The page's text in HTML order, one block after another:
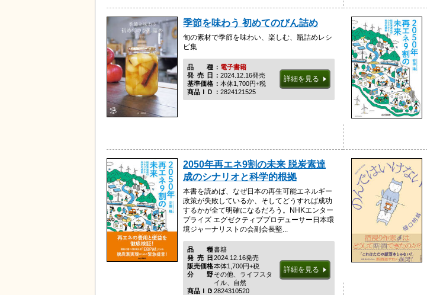
季節を味わう 初めてのびん詰め
旬の素材で季節を味わい、楽しむ、瓶詰めレシ
ピ集
品種電子書籍
発売日 2024.12.16発売
基準価格
本体1,700円+税
商品ＩＤ
2824121525
詳細を見る
2050年再エネ9割の未来 脱炭素達
成のシナリオと科学的根拠
本書を読めば、なぜ日本の再生可能エネルギー
政策が失敗しているか、そしてどうすれば成功
するかが全て明確になるだろう。NHKエンター
プライズ エグゼクティブプロデューサー日本環
境ジャーナリストの会副会長堅...
品種
書籍
発売日2024.12.16発売
販売価格本体1,700円+税
分野その他、ライフスタ
イル、自然
商品ＩＤ 2824310520
詳細を見る